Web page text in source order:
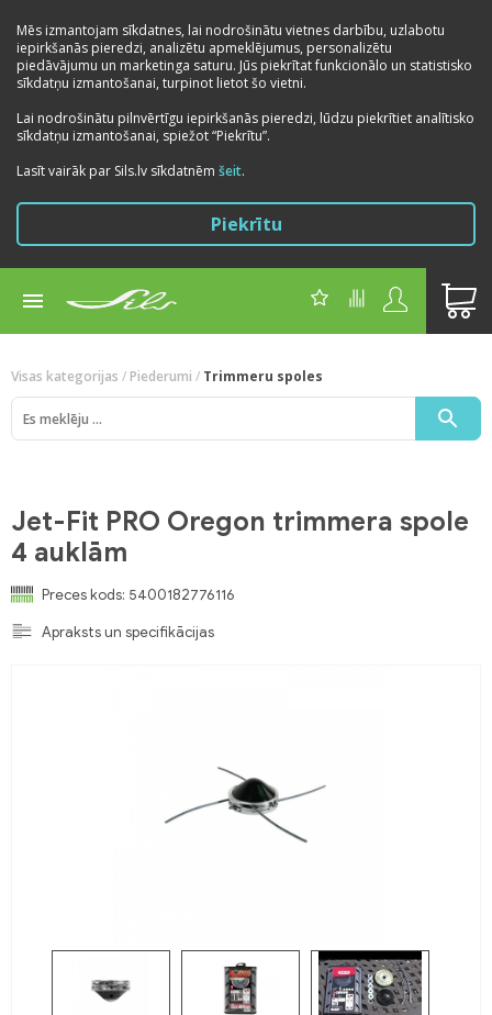
Mēs izmantojam sīkdatnes, lai nodrošinātu vietnes darbību, uzlabotu
iepirkšanās pieredzi, analizētu apmeklējumus, personalizētu
piedāvājumu un marketinga saturu. Jūs piekrītat funkcionālo un statistisko
sīkdatņu izmantošanai, turpinot lietot šo vietni.
Lai nodrošinātu pilnvērtīgu iepirkšanās pieredzi, lūdzu piekrītiet analītisko
sīkdatņu izmantošanai, spiežot “Piekrītu”.
Lasīt vairāk par Sils.lv sīkdatnēm šeit.
Piekrītu
Visas kategorijas / Piederumi / Trimmeru spoles
Jet-Fit PRO Oregon trimmera spole
4 auklām
Preces kods: 5400182776116
Apraksts un specifikācijas
Previous